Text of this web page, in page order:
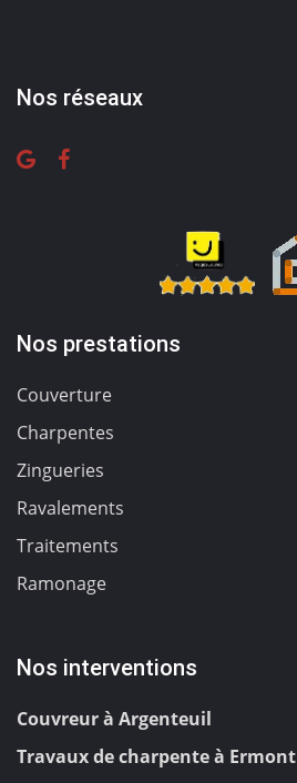
Nos réseaux
Nos prestations
Couverture
Charpentes
Zingueries
Ravalements
Traitements
Ramonage
Nos interventions
Couvreur à Argenteuil
Travaux de charpente à Ermont